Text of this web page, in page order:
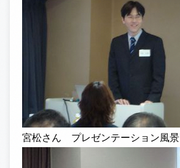
宮松さん プレゼンテーション風景